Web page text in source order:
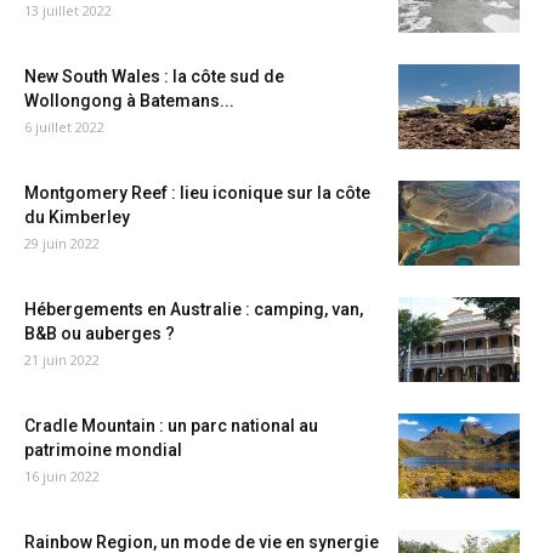
13 juillet 2022
New South Wales : la côte sud de
Wollongong à Batemans...
6 juillet 2022
Montgomery Reef : lieu iconique sur la côte
du Kimberley
29 juin 2022
Hébergements en Australie : camping, van,
B&B ou auberges ?
21 juin 2022
Cradle Mountain : un parc national au
patrimoine mondial
16 juin 2022
Rainbow Region, un mode de vie en synergie